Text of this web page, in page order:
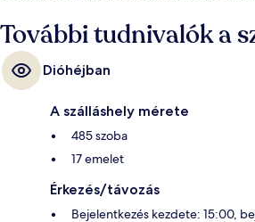
További tudnivalók a
Dióhéjban
A szálláshely mérete
485 szoba
17 emelet
Érkezés/távozás
Bejelentkezés kezdete: 15:00,